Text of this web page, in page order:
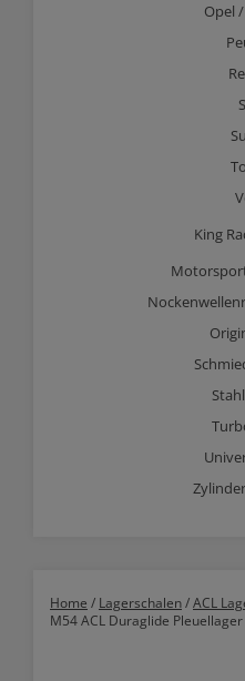
Opel
King
Home / Lagerschalen/ACL
M54 ACL Duraglide Pleuellager